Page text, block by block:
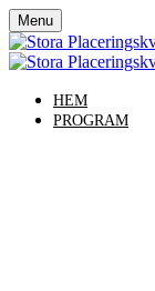
Menu
HEM
PROGRAM